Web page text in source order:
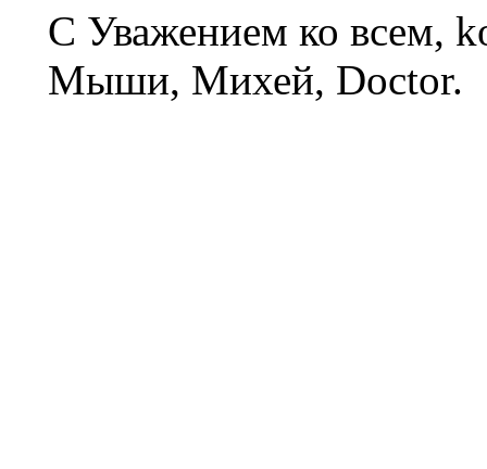
С Уважением ко всем,
Мыши, Михей, Doctor.